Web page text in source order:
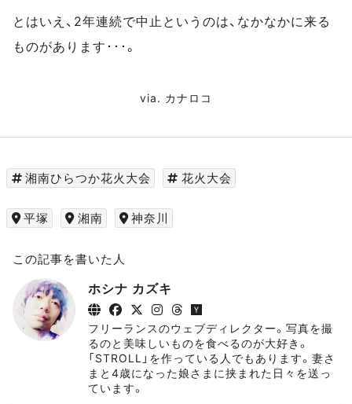
とはいえ、2年連続で中止というのは、なかなかに来る
ものがあります･･･。
via. カナロコ
湘南ひらつか花火大会 花火大会
平塚 湘南 神奈川
この記事を書いた人
ホシナ カズキ
フリーランスのウェブディレクター。写真を撮
るのと美味しいものを食べるのが大好き。
「STROLL」を作っている人でもあります。妻さ
まと4歳になった娘さまに挟まれた日々を送っ
ています。